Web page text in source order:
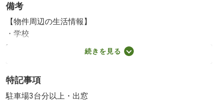
備考
【物件周辺の生活情報】
・学校
豊海小学校（1,100m）、九十九里中学校（3,600m）
ア（2,600m）
・その他施設
続きを見る
特記事項
駐車場3台分以上・出窓